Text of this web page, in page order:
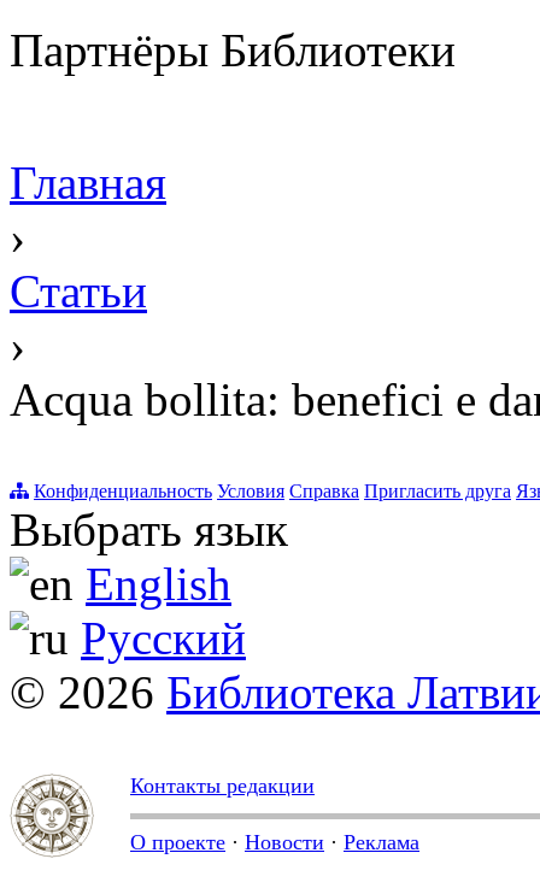
Партнёры Библиотеки
Главная
›
Статьи
›
Acqua bollita: benefici e
Конфиденциальность Условия Справка Пригласить друга
Выбрать язык
English
Русский
© 2026 Библиотека
Контакты редакции
О проекте · Новости · Реклама